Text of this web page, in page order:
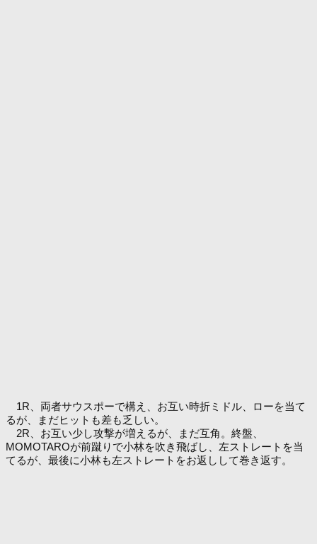
1R、両者サウスポーで構え、お互い時折ミドル、ローを当て
るが、まだヒットも差も乏しい。
2R、お互い少し攻撃が増えるが、まだ互角。終盤、
MOMOTAROが前蹴りで小林を吹き飛ばし、左ストレートを当
てるが、最後に小林も左ストレートをお返しして巻き返す。